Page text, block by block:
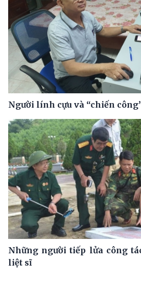
Người lính cựu và “chiến
Những người tiếp lửa công
liệt sĩ